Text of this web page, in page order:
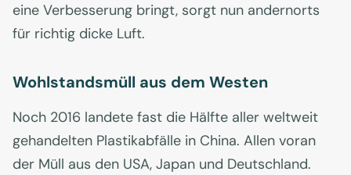
eine Verbesserung bringt, sorgt nun andernorts
für richtig dicke Luft.
Wohlstandsmüll aus dem Westen
Noch 2016 landete fast die Hälfte aller weltweit
gehandelten Plastikabfälle in China. Allen voran
der Müll aus den USA, Japan und Deutschland.